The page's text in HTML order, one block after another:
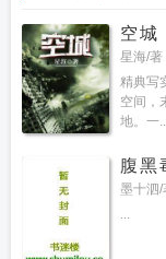
空城
星海/著
精典写
空间，
地。一
腹黑
墨十泗/
...